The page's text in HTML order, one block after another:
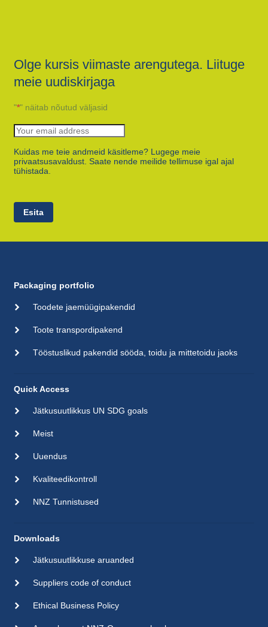
Olge kursis viimaste arengutega. Liituge
meie uudiskirjaga
"*" näitab nõutud väljasid
Kuidas me teie andmeid käsitleme? Lugege meie
privaatsusavaldust. Saate nende meilide tellimuse igal ajal
tühistada.
Esita
Packaging portfolio
Toodete jaemüügipakendid
Toote transpordipakend
Tööstuslikud pakendid sööda, toidu ja mittetoidu jaoks
Quick Access
Jätkusuutlikkus UN SDG goals
Meist
Uuendus
Kvaliteedikontroll
NNZ Tunnistused
Downloads
Jätkusuutlikkuse aruanded
Suppliers code of conduct
Ethical Business Policy